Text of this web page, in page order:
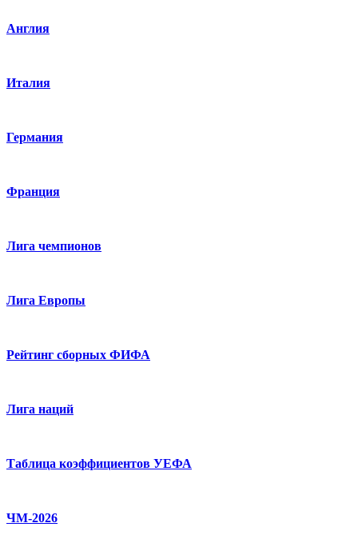
Англия
Италия
Германия
Франция
Лига чемпионов
Лига Европы
Рейтинг сборных ФИФА
Лига наций
Таблица коэффициентов УЕФА
ЧМ-2026